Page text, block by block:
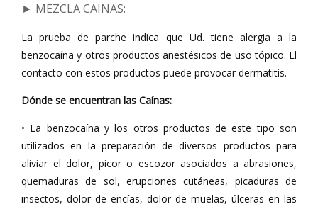
► MEZCLA CAINAS:
La prueba de parche indica que Ud. tiene alergia a la
benzocaína y otros productos anestésicos de uso tópico. El
contacto con estos productos puede provocar dermatitis.
Dónde se encuentran las Caínas:
• La benzocaína y los otros productos de este tipo son
utilizados en la preparación de diversos productos para
aliviar el dolor, picor o escozor asociados a abrasiones,
quemaduras de sol, erupciones cutáneas, picaduras de
insectos, dolor de encías, dolor de muelas, úlceras en las